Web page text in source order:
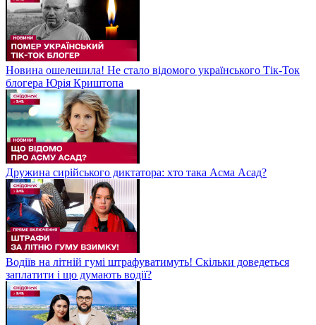
Новина ошелешила! Не стало відомого українського Тік-Ток
блогера Юрія Криштопа
Дружина сирійського диктатора: хто така Асма Асад?
Водіїв на літній гумі штрафуватимуть! Скільки доведеться
заплатити і що думають водії?